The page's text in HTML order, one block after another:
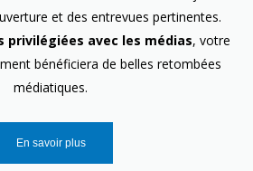
et des entrevues pertinentes.
privilégiées avec les médias, votre
bénéficiera de belles retombées
médiatiques.
En savoir plus